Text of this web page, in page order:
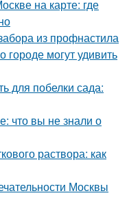
на карте: где
из профнастила
городе могут удивить
для побелки сада:
что вы не знали о
раствора: как
Москвы